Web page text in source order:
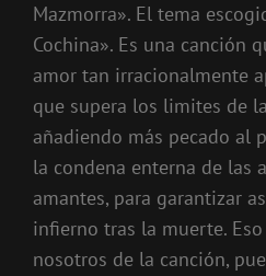
Mazmorra». El tema
Cochina». Es una canción
amor tan irracionalmente
que supera los limites de
añadiendo más pecado al
la condena enterna de las
amantes, para garantizar
infierno tras la muerte.
nosotros de la canción,